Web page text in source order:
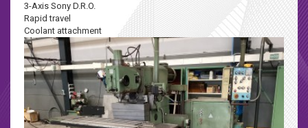
3-Axis Sony D.R.O.
Rapid travel
Coolant attachment